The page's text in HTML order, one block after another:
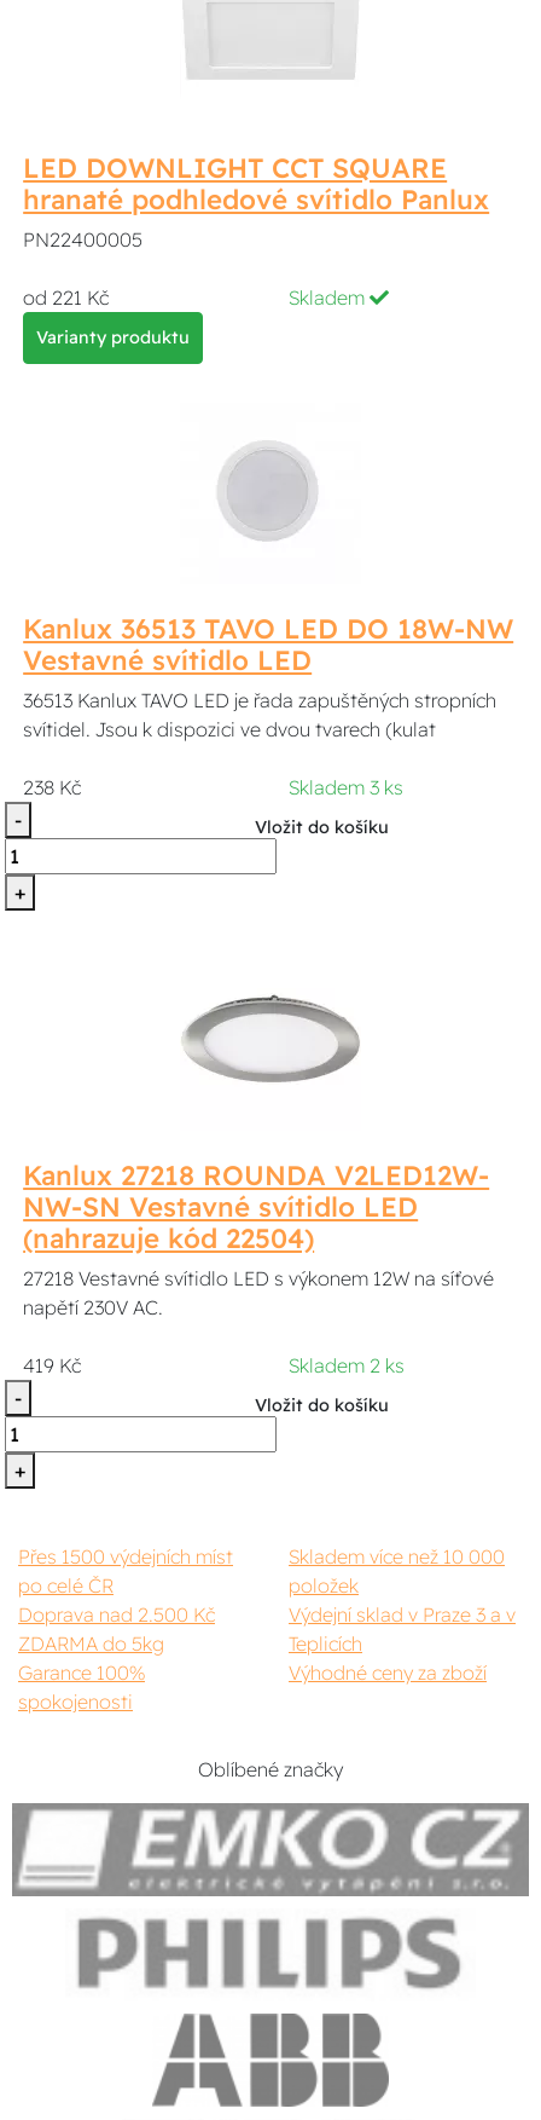
LED DOWNLIGHT CCT SQUARE
hranaté podhledové svítidlo Panlux
PN22400005
od 221 Kč Skladem
Varianty produktu
Kanlux 36513 TAVO LED DO 18W-NW
Vestavné svítidlo LED
36513 Kanlux TAVO LED je řada zapuštěných stropních
svítidel. Jsou k dispozici ve dvou tvarech (kulat
238 Kč
Skladem 3 ks
-
+
Vložit do košíku
Kanlux 27218 ROUNDA V2LED12W-
NW-SN Vestavné svítidlo LED
(nahrazuje kód 22504)
27218 Vestavné svítidlo LED s výkonem 12W na síťové
napětí 230V AC.
419 Kč
Skladem 2 ks
-
+
Vložit do košíku
Přes 1500 výdejních míst
po celé ČR
Skladem více než 10 000
položek
Doprava nad 2.500 Kč
ZDARMA do 5kg
Výdejní sklad v Praze 3 a v
Teplicích
Garance 100%
spokojenosti
Výhodné ceny za zboží
Oblíbené značky